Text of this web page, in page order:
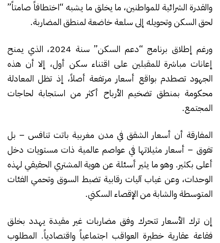
والقدرة الشرائية للمواطنين، ما يخلق ما يشبه “اختطافاً صامتاً”
لحق السكن وتحويله إلى سلعة خاضعة لمنطق المضاربة.
ورغم إطلاق برنامج “دعم السكن” سنة 2024، الذي يمنح
إعانات مباشرة للمقبلين على اقتناء سكن أول، إلا أن هذه
الجهود تصطدم بواقع أسعار مرتفعة أصلاً، إذ تظل المعادلة
محكومة بمنطق تضخيم الأرباح أكثر من استجابة لحاجات
المجتمع.
المفارقة أن أسعار الشقق في مدن مغربية باتت تنافس – بل
تفوق – أسعار مثيلاتها في عواصم عالمية ذات مستويات دخل
أعلى بكثير. وهو ما يثير أسئلة عن هوية المشتري الحقيقي لهذه
الوحدات، وعن غياب آليات رقابية تضبط السوق وتحمي الفئات
المتوسطة والشابة من الإقصاء السكني.
إن ترك الأسعار تتحرك وفق مضاربات غير مقيدة يهدد بخلق
فقاعة عقارية خطيرة العواقب اجتماعياً واقتصادياً. المطلوب